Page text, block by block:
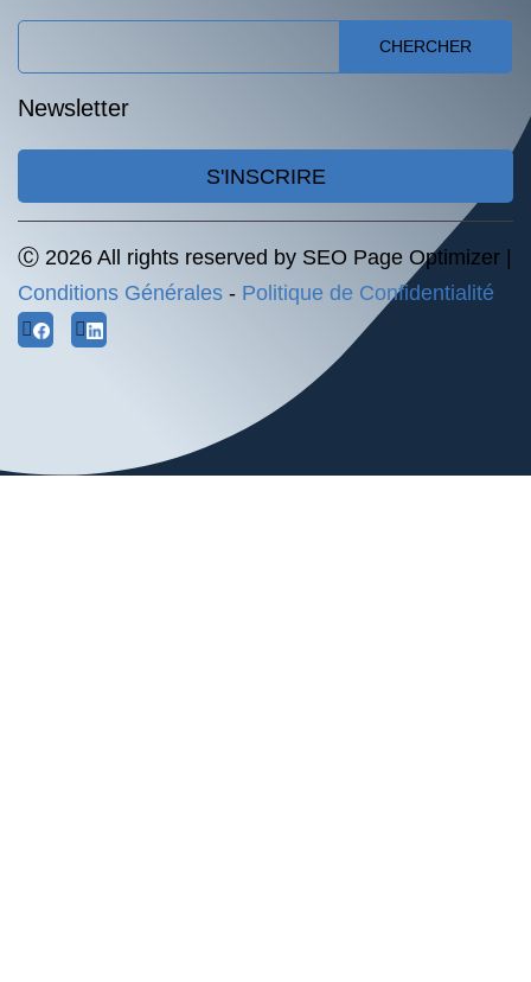
CHERCHER
Newsletter
S'INSCRIRE
Ⓒ 2026 All rights reserved by SEO Page Optimizer |
Conditions Générales - Politique de Confidentialité